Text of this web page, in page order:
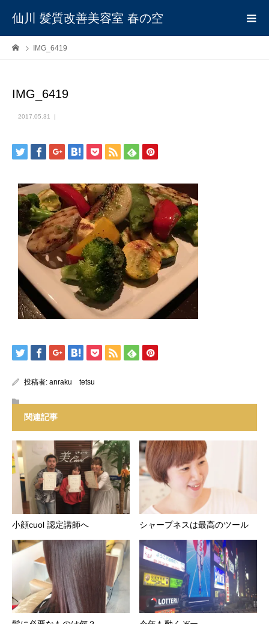
仙川 髪質改善美容室 春の空
IMG_6419
IMG_6419
2017.05.31
投稿者: anraku tetsu
関連記事
小顔cuol 認定講師へ シャープネスは最高のツール